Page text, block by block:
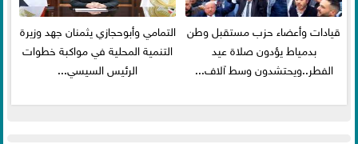
قيادات وأعضاء حزب مستقبل وطن
بدمياط يؤدون صلاة عيد
الفطر..ويحتشدون وسط آلاف...
التمامي وأبوحجازي يثمنان جهد وزيرة
التنمية المحلية في مواكبة خطوات
الرئيس السيسي...